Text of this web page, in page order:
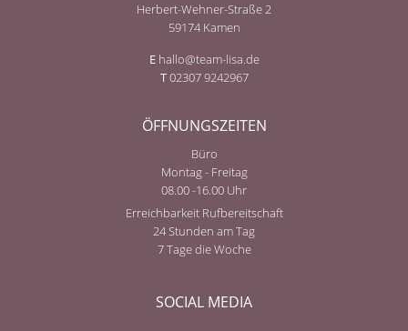
Herbert-Wehner-Straße 2
59174 Kamen
E hallo@team-lisa.de
T02307 9242967
ÖFFNUNGSZEITEN
Büro
Montag - Freitag
08.00 -16.00 Uhr
Erreichbarkeit Rufbereitschaft
24 Stunden am Tag
7 Tage die Woche
SOCIAL MEDIA